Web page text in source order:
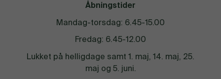
Åbningstider
Mandag-torsdag: 6.45-15.00
Fredag: 6.45-12.00
Lukket på helligdage samt 1. maj, 14. maj, 25.
maj og 5. juni.